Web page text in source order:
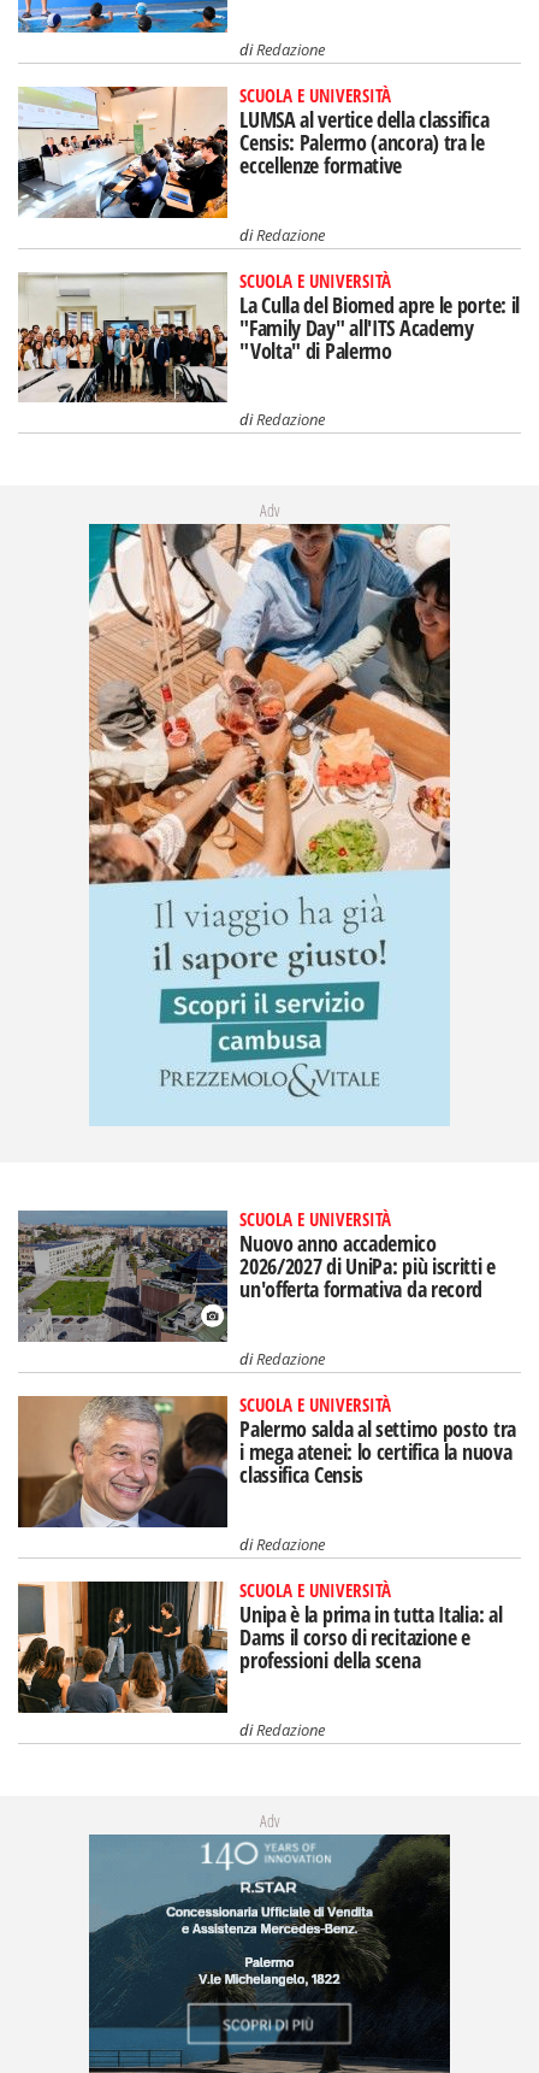
diRedazione
SCUOLA E UNIVERSITÀ
LUMSA al vertice della classifica
Censis: Palermo (ancora) tra le
eccellenze formative
diRedazione
SCUOLA E UNIVERSITÀ
La Culla del Biomed apre le porte: il
"Family Day" all'ITS Academy
"Volta" di Palermo
diRedazione
Adv
SCUOLA E UNIVERSITÀ
Nuovo anno accademico
2026/2027 di UniPa: più iscritti e
un'offerta formativa da record
diRedazione
SCUOLA E UNIVERSITÀ
Palermo salda al settimo posto tra
i mega atenei: lo certifica la nuova
classifica Censis
diRedazione
SCUOLA E UNIVERSITÀ
Unipa è la prima in tutta Italia: al
Dams il corso di recitazione e
professioni della scena
diRedazione
Adv